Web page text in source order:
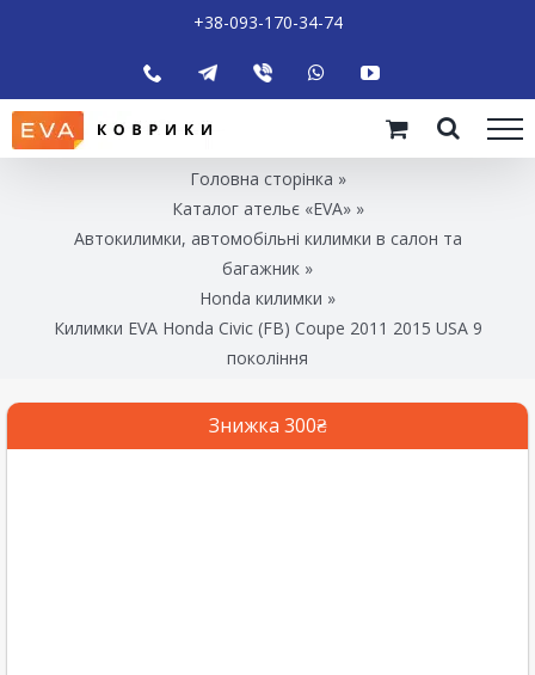
+38-093-170-34-74
Головна сторінка »
Каталог ательє «EVA»»
Автокилимки, автомобільні килимки в салон та
багажник »
Honda килимки »
Килимки EVA Honda Civic (FB) Coupe 2011 2015 USA 9
покоління
Знижка 300₴